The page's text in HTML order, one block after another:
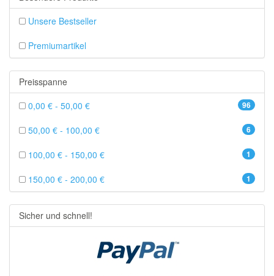
Unsere Bestseller
Premiumartikel
Preisspanne
96
0,00 € - 50,00 €
6
50,00 € - 100,00 €
1
100,00 € - 150,00 €
1
150,00 € - 200,00 €
Sicher und schnell!